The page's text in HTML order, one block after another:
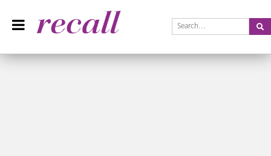
Recall Magazin
Das Praxisteam-Magazin